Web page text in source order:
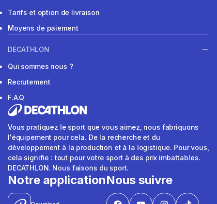
Tarifs et option de livraison
Moyens de paiement
DECATHLON
Qui sommes nous ?
Recrutement
F.A.Q
Vous pratiquez le sport que vous aimez, nous fabriquons
l'équipement pour cela. De la recherche et du
développement à la production et à la logistique. Pour vous,
cela signifie : tout pour votre sport à des prix imbattables.
DECATHLON. Nous faisons du sport.
Notre applicationNous suivre